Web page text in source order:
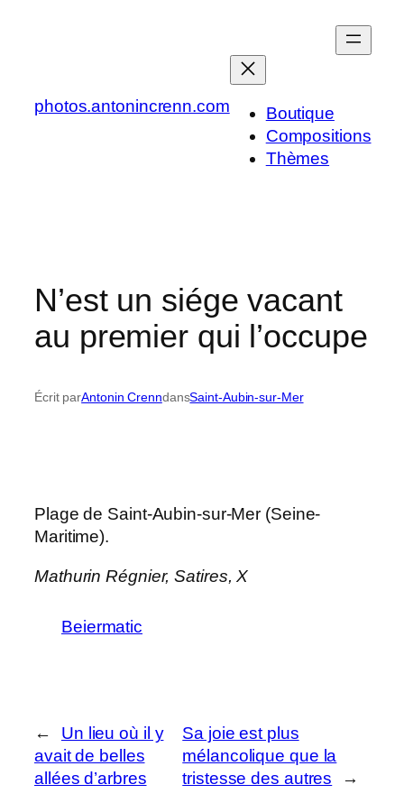
photos.antonincrenn.com
Boutique
Compositions
Thèmes
N’est un siége vacant
au premier qui l’occupe
Écrit parAntonin CrenndansSaint-Aubin-sur-Mer
Plage de Saint-Aubin-sur-Mer (Seine-
Maritime).
Mathurin Régnier,Satires, X
Beiermatic
←
Un lieu où il y
avait de belles
allées d’arbres
Sa joie est plus
mélancolique que la
tristesse des autres
→